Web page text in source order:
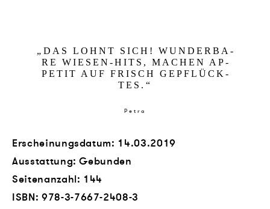
„ DAS LOHNT SICH! WUN­DER­BA­
RE WIESEN-HITS, MA­CHEN AP­
PE­TIT AUF FR­ISCH GE­PFLÜCK­
TES. “
Petra
Erscheinungsdatum: 14.03.2019
Ausstattung: Gebunden
Seitenanzahl: 144
ISBN: 978-3-7667-2408-3